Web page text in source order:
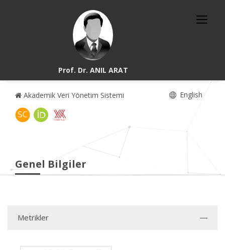
Prof. Dr. ANIL ARAT
Akademik Veri Yönetim Sistemi English
Genel Bilgiler
Metrikler